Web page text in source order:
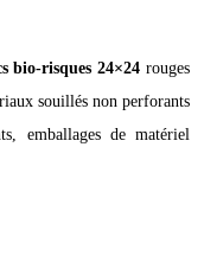
bio-risques 24×24 rouges
souillés non perforants
emballages de matériel